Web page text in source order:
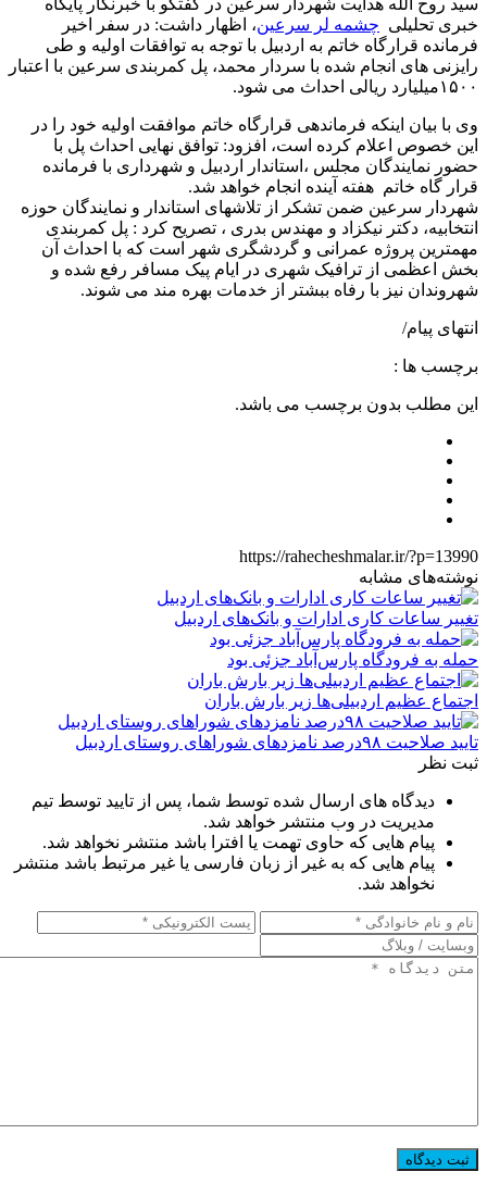
سید روح الله هدایت شهردار سرعین در گفتگو با خبرنگار پایگاه
خبری تحلیلی چشمه لر سرعین، اظهار داشت: در سفر اخیر
فرمانده قرارگاه خاتم به اردبیل با توجه به توافقات اولیه و طی
رایزنی های انجام شده با سردار محمد، پل کمربندی سرعین با اعتبار
۱۵۰۰میلیارد ریالی احداث می شود.
وی با بیان اینکه فرماندهی قرارگاه خاتم موافقت اولیه خود را در
این خصوص اعلام کرده است، افزود: توافق نهایی احداث پل با
حضور نمایندگان مجلس ،استاندار اردبیل و شهرداری با فرمانده
قرار گاه خاتم هفته آینده انجام خواهد شد.
شهردار سرعین ضمن تشکر از تلاشهای استاندار و نمایندگان حوزه
انتخابیه، دکتر نیکزاد و مهندس بدری ، تصریح کرد : پل کمربندی
مهمترین پروژه عمرانی و گردشگری شهر است که با احداث آن
بخش اعظمی از ترافیک شهری در ایام پیک مسافر رفع شده و
شهروندان نیز با رفاه ببشتر از خدمات بهره مند می شوند.
انتهای پیام/
برچسب ها :
این مطلب بدون برچسب می باشد.
https://rahecheshmalar.ir/?p=13990
نوشته‌های مشابه
تغییر ساعات کاری ادارات و بانک‌های اردبیل
حمله به فرودگاه پارس‌‌آباد جزئی بود
اجتماع عظیم اردبیلی‌ها زیر بارش باران
تایید صلاحیت ۹۸درصد نامزدهای شوراهای روستای اردبیل
ثبت نظر
دیدگاه های ارسال شده توسط شما، پس از تایید توسط تیم
مدیریت در وب منتشر خواهد شد.
پیام هایی که حاوی تهمت یا افترا باشد منتشر نخواهد شد.
پیام هایی که به غیر از زبان فارسی یا غیر مرتبط باشد منتشر
نخواهد شد.